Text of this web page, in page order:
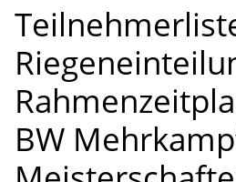
BW